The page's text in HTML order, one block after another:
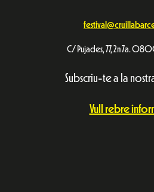
C/ Pujades, 77, 2n 7a.
Subscriu-te a la
Vull rebre